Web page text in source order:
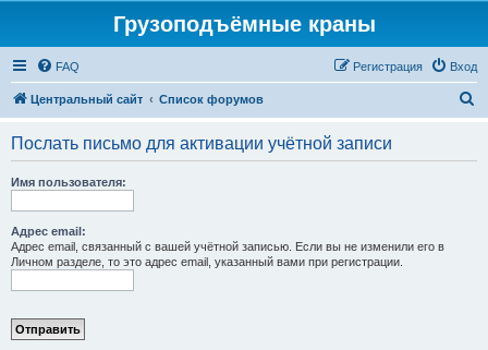
Грузоподъёмные краны
FAQ Вход
Регистрация
Центральный сайт Список форумов
Послать письмо для активации учётной записи
Имя пользователя:
Адрес email:
Адрес email, связанный с вашей учётной записью. Если вы не изменили его в
Личном разделе, то это адрес email, указанный вами при регистрации.